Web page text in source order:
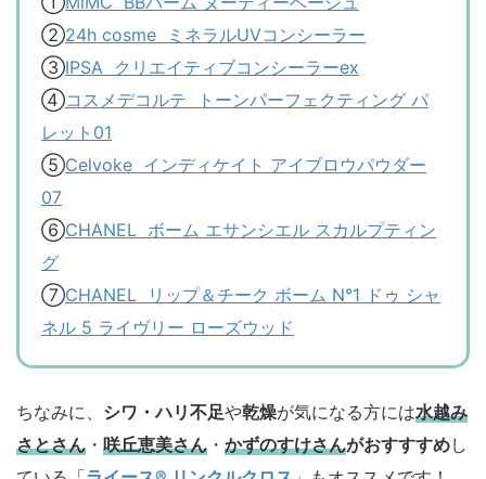
②24h cosme ミネラルUVコンシーラー
③IPSA クリエイティブコンシーラーex
④コスメデコルテ トーンパーフェクティング パ
レット01
⑤Celvoke インディケイト アイブロウパウダー
07
⑥CHANEL ボーム エサンシエル スカルプティン
グ
⑦CHANEL リップ＆チーク ボーム N°1 ドゥ シャ
ネル 5 ライヴリー ローズウッド
ちなみに、 シワ・ハリ不足や乾燥が気になる方には水越み
さとさん ・ 咲丘恵美さん ・ かずのすけさんがおすすすめし